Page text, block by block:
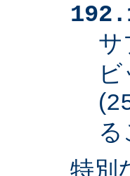
サ
(
特別